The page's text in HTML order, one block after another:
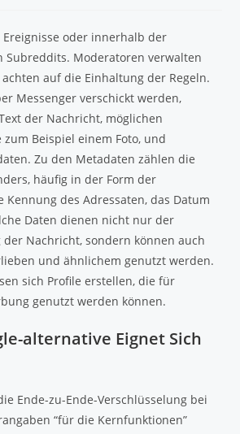
oder innerhalb der
Subreddits. Moderatoren verwalten
auf die Einhaltung der Regeln.
Messenger verschickt werden,
der Nachricht, möglichen
Beispiel einem Foto, und
Zu den Metadaten zählen die
häufig in der Form der
Kennung des Adressaten, das Datum
Daten dienen nicht nur der
Nachricht, sondern können auch
und ähnlichem genutzt werden.
sich Profile erstellen, die für
genutzt werden können.
alternative Eignet Sich
Ende-zu-Ende-Verschlüsselung bei
“für die Kernfunktionen”